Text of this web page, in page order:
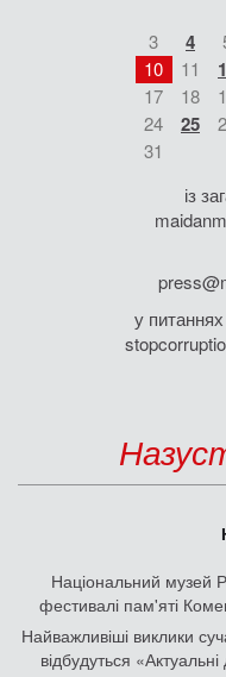
3 4
10
11
17
18
24
25
31
із
у питаннях
Національний музей
фестивалі пам'яті
Найважливіші виклики
відбудуться